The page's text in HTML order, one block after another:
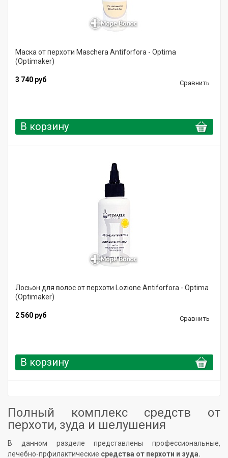
Маска от перхоти Maschera Antiforfora - Optima
(Optimaker)
3 740 руб Сравнить
В корзину
Лосьон для волос от перхоти Lozione Antiforfora - Optima
(Optimaker)
2 560 руб Сравнить
В корзину
Полный комплекс средств от
перхоти, зуда и шелушения
В данном разделе представлены профессиональные,
лечебно-прфилактические средства от перхоти и зуда.